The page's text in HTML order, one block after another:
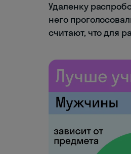
Удаленку
него
считают, что для